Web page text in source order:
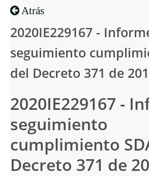
Atrás
2020IE229167 -
seguimiento
del Decreto 371 de
2020IE229167 -
seguimiento
cumplimiento
Decreto 371 de